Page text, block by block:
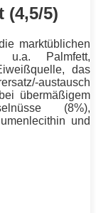
(4,5/5)
marktüblichen
u.a. Palmfett,
das
austausch
übermäßigem
(8%),
und